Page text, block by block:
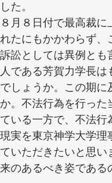
た。
月８日付で最高裁に
たにもかかわらず
訟としては異例とも
である芳賀力学長は
しょうか。この期
。不法行為を行っ
いる一方で、不法
実を東京神学大学
いただきたいと思
のあるべき姿であ